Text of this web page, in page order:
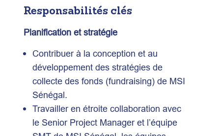
Responsabilités clés
Planification et stratégie
Contribuer à la conception et au
développement des stratégies de
collecte des fonds (fundraising) de MSI
Sénégal.
Travailler en étroite collaboration avec
le Senior Project Manager et l’équipe